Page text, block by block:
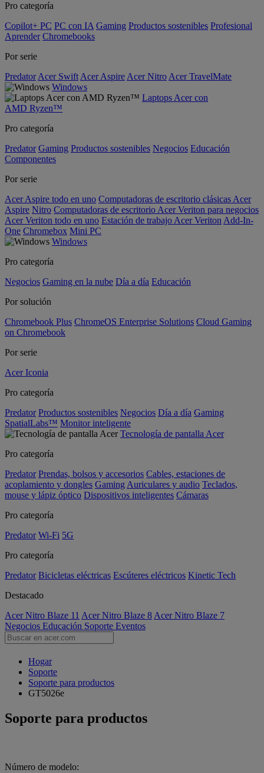
Pro categoría
Copilot+ PC PC con IA Gaming Productos sostenibles Profesional
Aprender Chromebooks
Por serie
Predator Acer Swift Acer Aspire Acer Nitro Acer TravelMate
Windows
Laptops Acer con
AMD Ryzen™
Pro categoría
Predator Gaming Productos sostenibles Negocios Educación
Componentes
Por serie
Acer Aspire todo en uno Computadoras de escritorio clásicas Acer
Aspire Nitro Computadoras de escritorio Acer Veriton para negocios
Acer Veriton todo en uno Estación de trabajo Acer Veriton Add-In-
One Chromebox Mini PC
Windows
Pro categoría
Negocios Gaming en la nube Día a día Educación
Por solución
Chromebook Plus ChromeOS Enterprise Solutions Cloud Gaming
on Chromebook
Por serie
Acer Iconia
Pro categoría
Predator Productos sostenibles Negocios Día a día Gaming
SpatialLabs™ Monitor inteligente
Tecnología de pantalla Acer
Pro categoría
Predator Prendas, bolsos y accesorios Cables, estaciones de
acoplamiento y dongles Gaming Auriculares y audio Teclados,
mouse y lápiz óptico Dispositivos inteligentes Cámaras
Pro categoría
Predator Wi-Fi 5G
Pro categoría
Predator Bicicletas eléctricas Escúteres eléctricos Kinetic Tech
Destacado
Acer Nitro Blaze 11 Acer Nitro Blaze 8 Acer Nitro Blaze 7
Negocios Educación Soporte Eventos
Hogar
Soporte
Soporte para productos
GT5026e
Soporte para productos
Número de modelo: